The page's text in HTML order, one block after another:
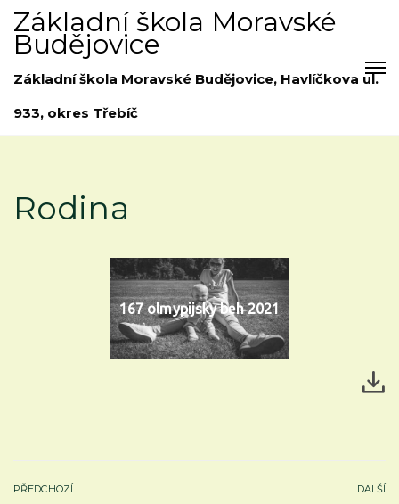
Základní škola Moravské
Budějovice
Základní škola Moravské Budějovice, Havlíčkova ul.
933, okres Třebíč
Rodina
167 olmypijsky beh 2021
PŘEDCHOZÍ DALŠÍ